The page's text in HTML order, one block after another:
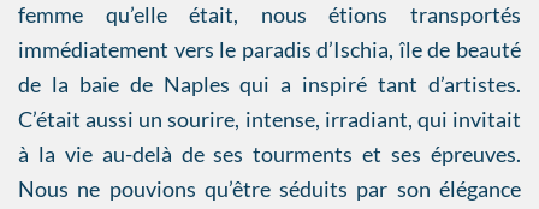
femme qu’elle était, nous étions transportés
immédiatement vers le paradis d’Ischia, île de beauté
de la baie de Naples qui a inspiré tant d’artistes.
C’était aussi un sourire, intense, irradiant, qui invitait
à la vie au-delà de ses tourments et ses épreuves.
Nous ne pouvions qu’être séduits par son élégance